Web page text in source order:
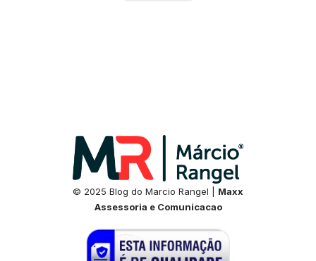
© 2025 Blog do Marcio Rangel | Maxx
Assessoria e Comunicacao